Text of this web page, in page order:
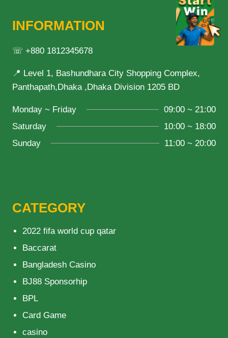
INFORMATION
☏ +880 1812345678
📍 Level 1, Bashundhara City Shopping Complex,
Panthapath,Dhaka ,Dhaka Division 1205 BD
Monday ~ Friday
09:00 ~ 21:00
Saturday
10:00 ~ 18:00
Sunday
11:00 ~ 20:00
CATEGORY
2022 fifa world cup qatar
Baccarat
Bangladesh Casino
BJ88 Sponsorhip
BPL
Card Game
casino